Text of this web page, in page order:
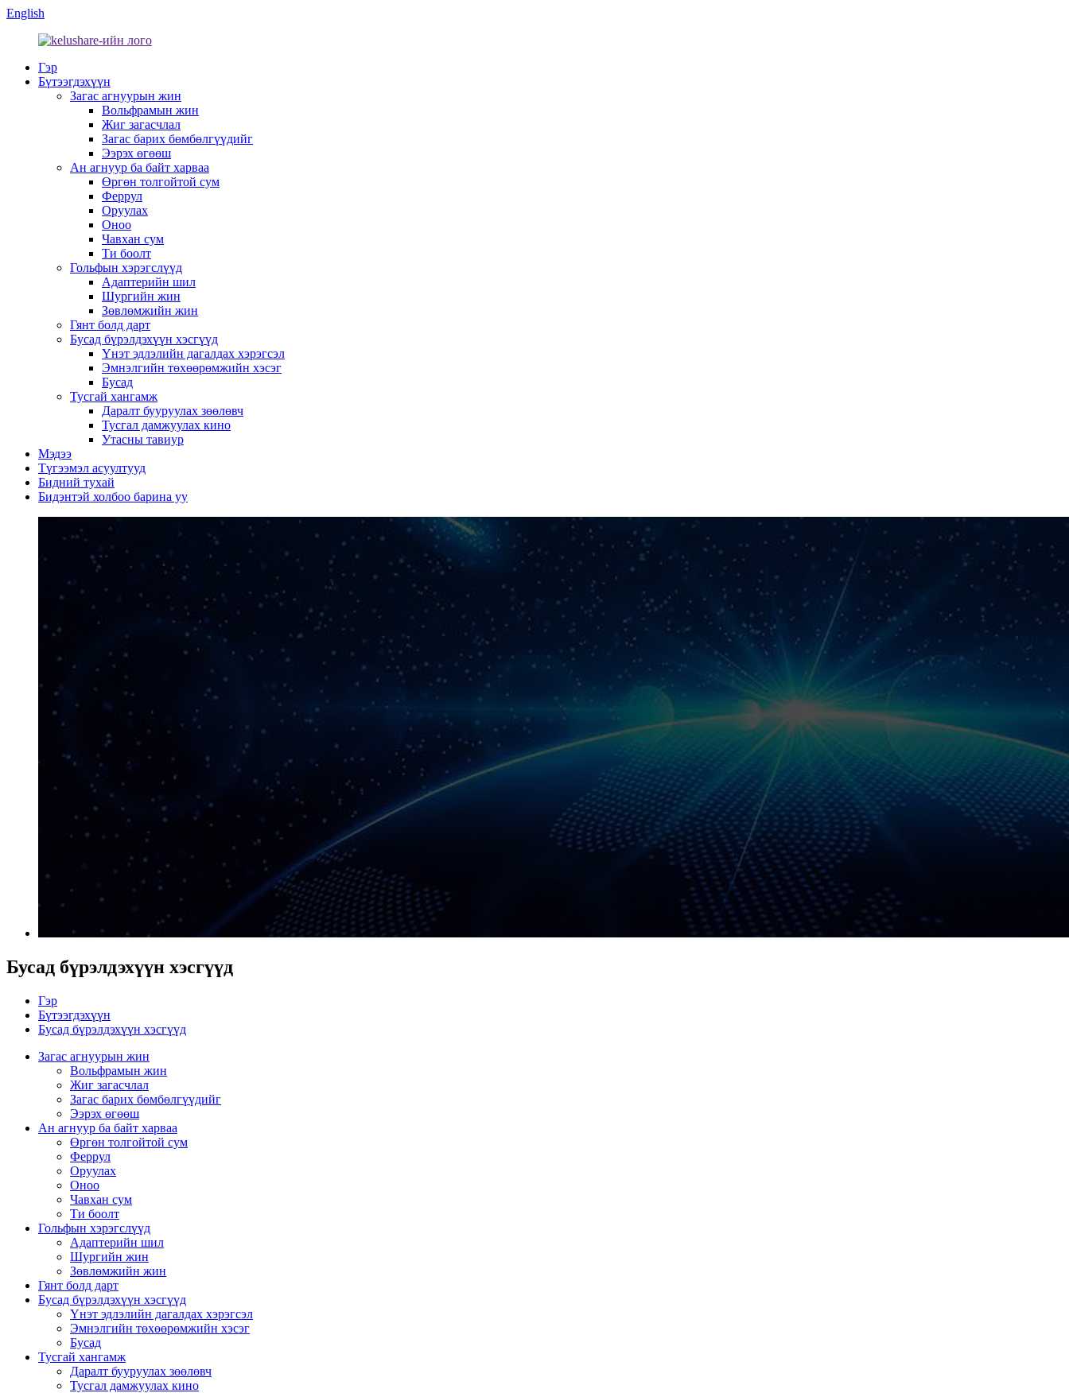
English
Гэр
Бүтээгдэхүүн
Загас агнуурын жин
Вольфрамын жин
Жиг загасчлал
Загас барих бөмбөлгүүдийг
Ээрэх өгөөш
Ан агнуур ба байт харваа
Өргөн толгойтой сум
Феррул
Оруулах
Оноо
Чавхан сум
Ти боолт
Гольфын хэрэгслүүд
Адаптерийн шил
Шургийн жин
Зөвлөмжийн жин
Гянт болд дарт
Бусад бүрэлдэхүүн хэсгүүд
Үнэт эдлэлийн дагалдах хэрэгсэл
Эмнэлгийн төхөөрөмжийн хэсэг
Бусад
Тусгай хангамж
Даралт бууруулах зөөлөвч
Тусгал дамжуулах кино
Утасны тавиур
Мэдээ
Түгээмэл асуултууд
Бидний тухай
Бидэнтэй холбоо барина уу
Бусад бүрэлдэхүүн хэсгүүд
Гэр
Бүтээгдэхүүн
Бусад бүрэлдэхүүн хэсгүүд
Загас агнуурын жин
Вольфрамын жин
Жиг загасчлал
Загас барих бөмбөлгүүдийг
Ээрэх өгөөш
Ан агнуур ба байт харваа
Өргөн толгойтой сум
Феррул
Оруулах
Оноо
Чавхан сум
Ти боолт
Гольфын хэрэгслүүд
Адаптерийн шил
Шургийн жин
Зөвлөмжийн жин
Гянт болд дарт
Бусад бүрэлдэхүүн хэсгүүд
Үнэт эдлэлийн дагалдах хэрэгсэл
Эмнэлгийн төхөөрөмжийн хэсэг
Бусад
Тусгай хангамж
Даралт бууруулах зөөлөвч
Тусгал дамжуулах кино